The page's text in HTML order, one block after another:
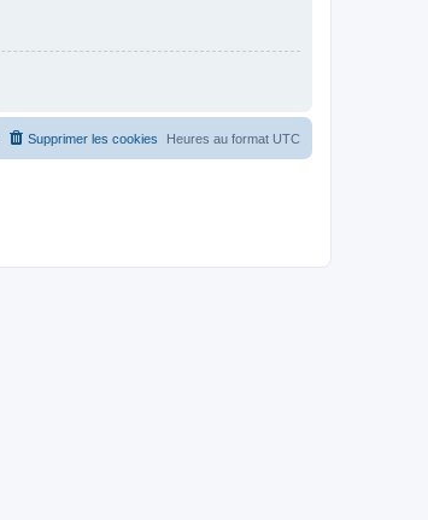
Heures au format UTC
Supprimer les cookies